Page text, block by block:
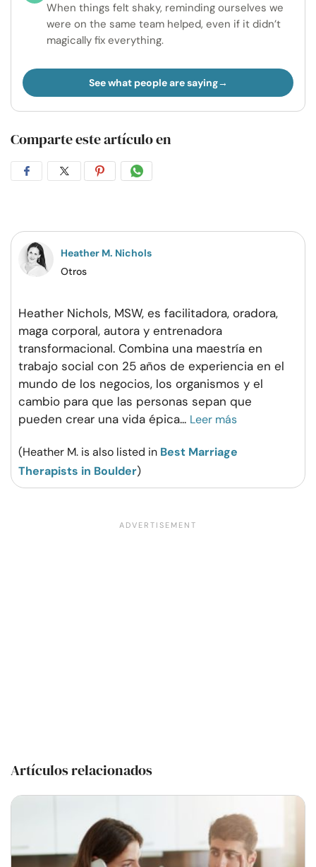
When things felt shaky, reminding ourselves we
were on the same team helped, even if it didn’t
magically fix everything.
See what people are saying
Comparte este artículo en
CompartirCompartirCompartirCompartir
Heather M. Nichols
Otros
Heather Nichols, MSW, es facilitadora, oradora,
maga corporal, autora y entrenadora
transformacional. Combina una maestría en
trabajo social con 25 años de experiencia en el
mundo de los negocios, los organismos y el
cambio para que las personas sepan que
pueden crear una vida épica... Leer más
(Heather M. is also listed in Best Marriage
Therapists in Boulder)
Artículos relacionados